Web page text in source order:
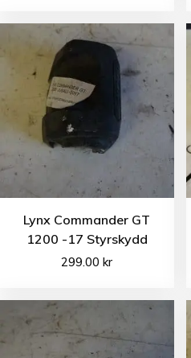
Lynx Commander GT
1200 -17 Styrskydd
299.00kr